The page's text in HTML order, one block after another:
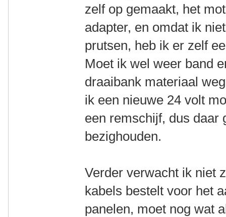
zelf op gemaakt, het
adapter, en omdat ik
prutsen, heb ik er zelf
Moet ik wel weer band
draaibank materiaal
ik een nieuwe 24 volt
een remschijf, dus daar
bezighouden.
Verder verwacht ik niet
kabels bestelt voor het
panelen, moet nog wat